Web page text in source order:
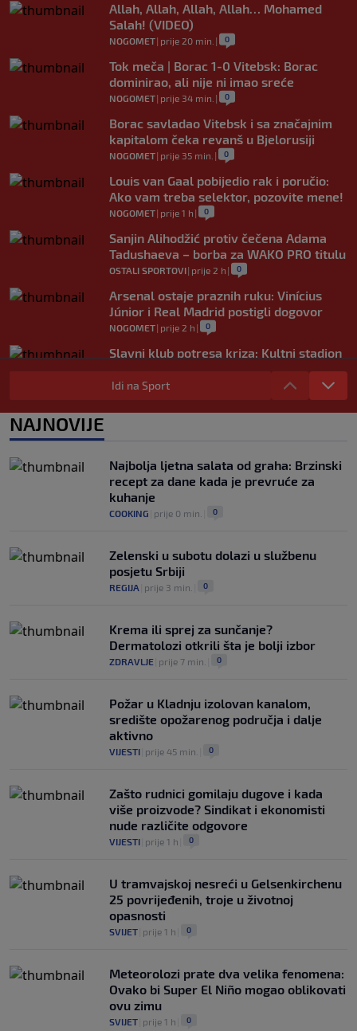
Allah, Allah, Allah, Allah… Mohamed
Salah! (VIDEO)
NOGOMET| prije 20 min. | 0
Tok meča | Borac 1-0 Vitebsk: Borac
dominirao, ali nije ni imao sreće
NOGOMET| prije 34 min. | 0
Borac savladao Vitebsk i sa značajnim
kapitalom čeka revanš u Bjelorusiji
NOGOMET| prije 35 min. | 0
Louis van Gaal pobijedio rak i poručio:
Ako vam treba selektor, pozovite mene!
NOGOMET| prije 1 h | 0
Sanjin Alihodžić protiv čečena Adama
Tadushaeva – borba za WAKO PRO titulu
OSTALI SPORTOVI| prije 2 h | 0
Arsenal ostaje praznih ruku: Vinícius
Júnior i Real Madrid postigli dogovor
NOGOMET| prije 2 h | 0
Slavni klub potresa kriza: Kultni stadion
u Italiji bit će prazan na početku sezone,
navijači objavili rat upravi
Idi na Sport
NAJNOVIJE
Najbolja ljetna salata od graha: Brzinski
recept za dane kada je prevruće za
kuhanje
COOKING prije 0 min. 0
Zelenski u subotu dolazi u službenu
posjetu Srbiji
REGIJA prije 3 min. 0
Krema ili sprej za sunčanje?
Dermatolozi otkrili šta je bolji izbor
ZDRAVLJE prije 7 min. 0
Požar u Kladnju izolovan kanalom,
središte opožarenog područja i dalje
aktivno
VIJESTI prije 45 min. 0
Zašto rudnici gomilaju dugove i kada
više proizvode? Sindikat i ekonomisti
nude različite odgovore
VIJESTI prije 1 h 0
U tramvajskoj nesreći u Gelsenkirchenu
25 povrijeđenih, troje u životnoj
opasnosti
SVIJET prije 1 h 0
Meteorolozi prate dva velika fenomena:
Ovako bi Super El Niño mogao oblikovati
ovu zimu
SVIJET prije 1 h 0